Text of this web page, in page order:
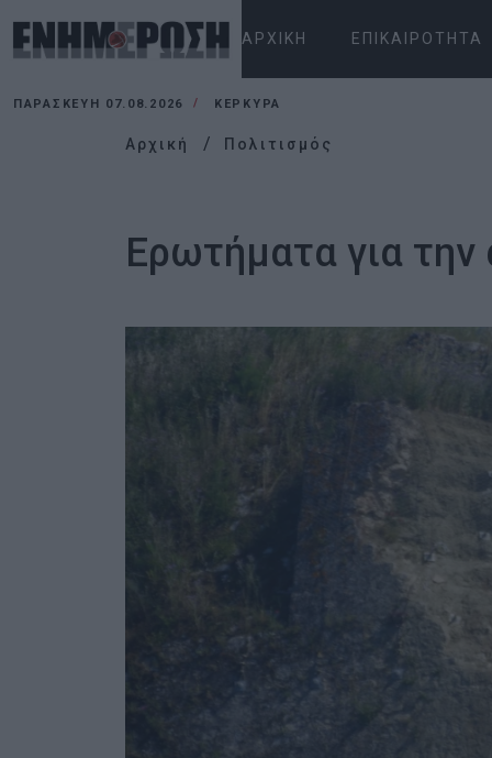
ΑΡΧΙΚΉ ΕΠΙΚΑΙΡΌΤΗΤΑ
ΠΑΡΑΣΚΕΥΉ 07.08.2026 ΚΕΡΚΥΡΑ
Αρχική Πολιτισμός
Ερωτήματα για